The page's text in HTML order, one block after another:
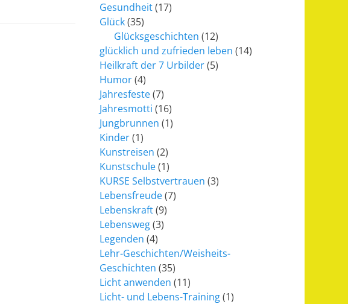
Gesundheit(17)
Glück(35)
Glücksgeschichten (12)
glücklich und zufrieden leben (14)
Heilkraft der 7 Urbilder(5)
Humor(4)
Jahresfeste(7)
Jahresmotti (16)
Jungbrunnen (1)
Kinder(1)
Kunstreisen (2)
Kunstschule(1)
KURSE Selbstvertrauen (3)
Lebensfreude(7)
Lebenskraft(9)
Lebensweg(3)
Legenden (4)
Lehr-Geschichten/Weisheits-
Geschichten (35)
Licht anwenden (11)
Licht- und Lebens-Training(1)